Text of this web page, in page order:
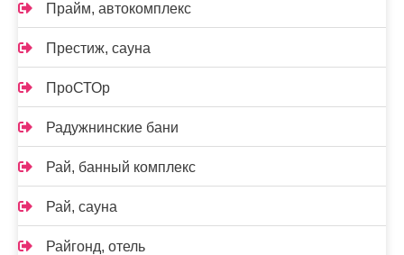
Прайм, автокомплекс
Престиж, сауна
ПроСТОр
Радужнинские бани
Рай, банный комплекс
Рай, сауна
Райгонд, отель